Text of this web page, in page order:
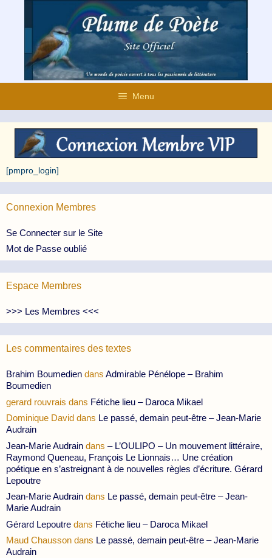
contenu
Menu
[pmpro_login]
Connexion Membres
Se Connecter sur le Site
Mot de Passe oublié
Espace Membres
>>> Les Membres <<<
Les commentaires des textes
Brahim Boumedien dans Admirable Pénélope – Brahim
Boumedien
gerard rouvrais dans Fétiche lieu – Daroca Mikael
Dominique David dans Le passé, demain peut-être – Jean-Marie
Audrain
Jean-Marie Audrain dans – L’OULIPO – Un mouvement littéraire,
Raymond Queneau, François Le Lionnais… Une création
poétique en s’astreignant à de nouvelles règles d’écriture. Gérard
Lepoutre
Jean-Marie Audrain dans Le passé, demain peut-être – Jean-
Marie Audrain
Gérard Lepoutre dans Fétiche lieu – Daroca Mikael
Maud Chausson dans Le passé, demain peut-être – Jean-Marie
Audrain